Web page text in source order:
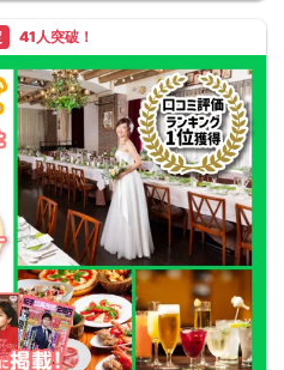
41人突破！